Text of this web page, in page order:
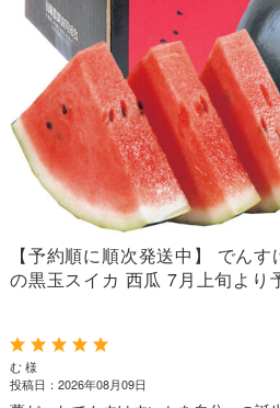
【予約順に順次発送中】 でん
の黒玉スイカ 西瓜 7月上旬より
む 様
投稿日：2026年08月09日